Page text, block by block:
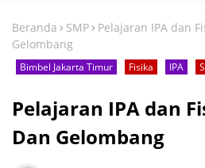
Beranda SMP
Pelajaran IPA dan
Gelombang
Bimbel Jakarta Timur Fisika IPA
Pelajaran IPA dan
Dan Gelombang